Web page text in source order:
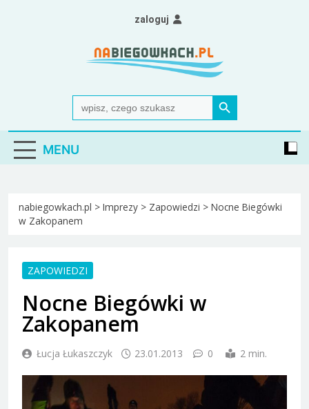
Nabiegowkach.pl
portal miłośników narciarstwa biegowego
Search
for:
Search Button
zaloguj
MENU
nabiegowkach.pl > Imprezy > Zapowiedzi > Nocne Biegówki
w Zakopanem
ZAPOWIEDZI
Nocne Biegówki w
Zakopanem
Łucja Łukaszczyk 23.01.2013 0 2 min.